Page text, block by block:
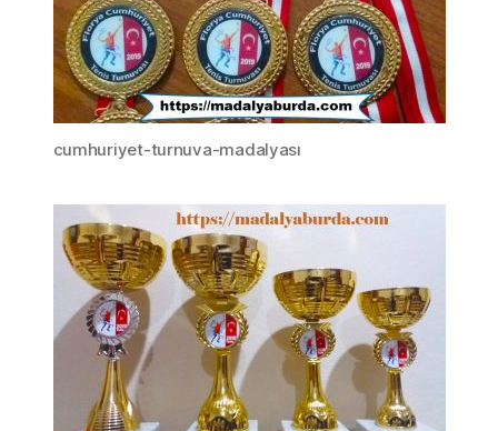
cumhuriyet-turnuva-madalyası